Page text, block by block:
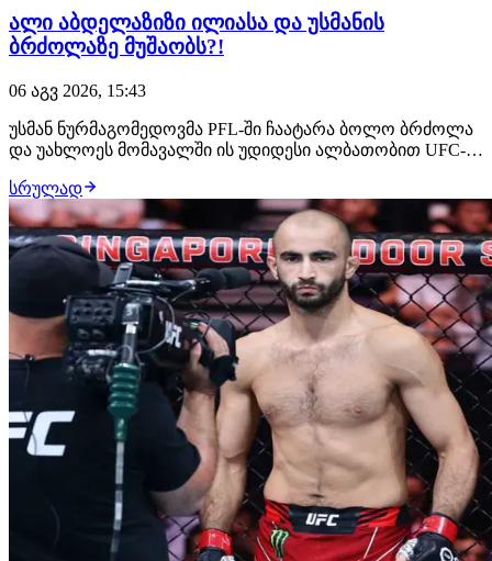
ალი აბდელაზიზი ილიასა და უსმანის
ბრძოლაზე მუშაობს?!
06 აგვ 2026, 15:43
უსმან ნურმაგომედოვმა PFL-ში ჩაატარა ბოლო ბრძოლა
და უახლოეს მომავალში ის უდიდესი ალბათობით UFC-ის
ჩემპიონის მენეჯერი, ალი აბდელაზიზი, რომელსაც სურს,
რომ მისმა კლიენტმა მსოფლიოს მთავარ პრომოუშენში
სადებიუტო ჩხუბი ილია თოფურიასთან გამართოს.…
სრულად